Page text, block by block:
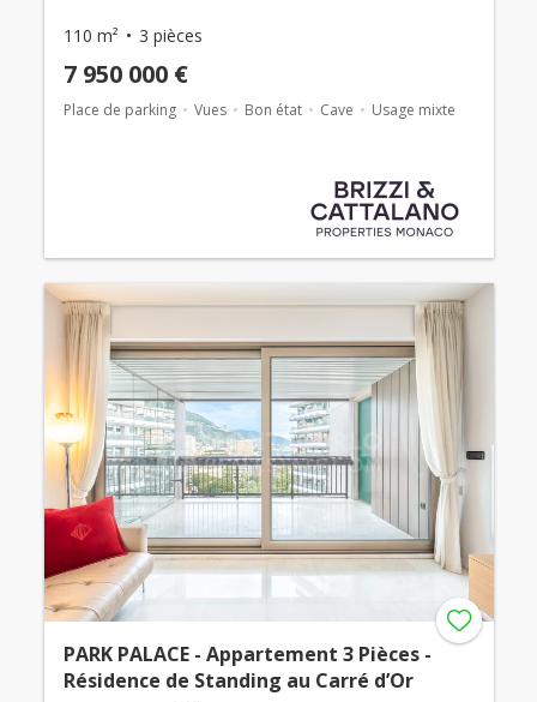
110 m² 3 pièces
7 950 000 €
Place de parking Vues Bon état Cave Usage mixte
PARK PALACE - Appartement 3 Pièces -
Résidence de Standing au Carré d’Or